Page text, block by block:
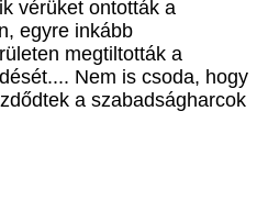
vérüket ontották a
egyre inkább
megtiltották a
Nem is csoda, hogy
a szabadságharcok